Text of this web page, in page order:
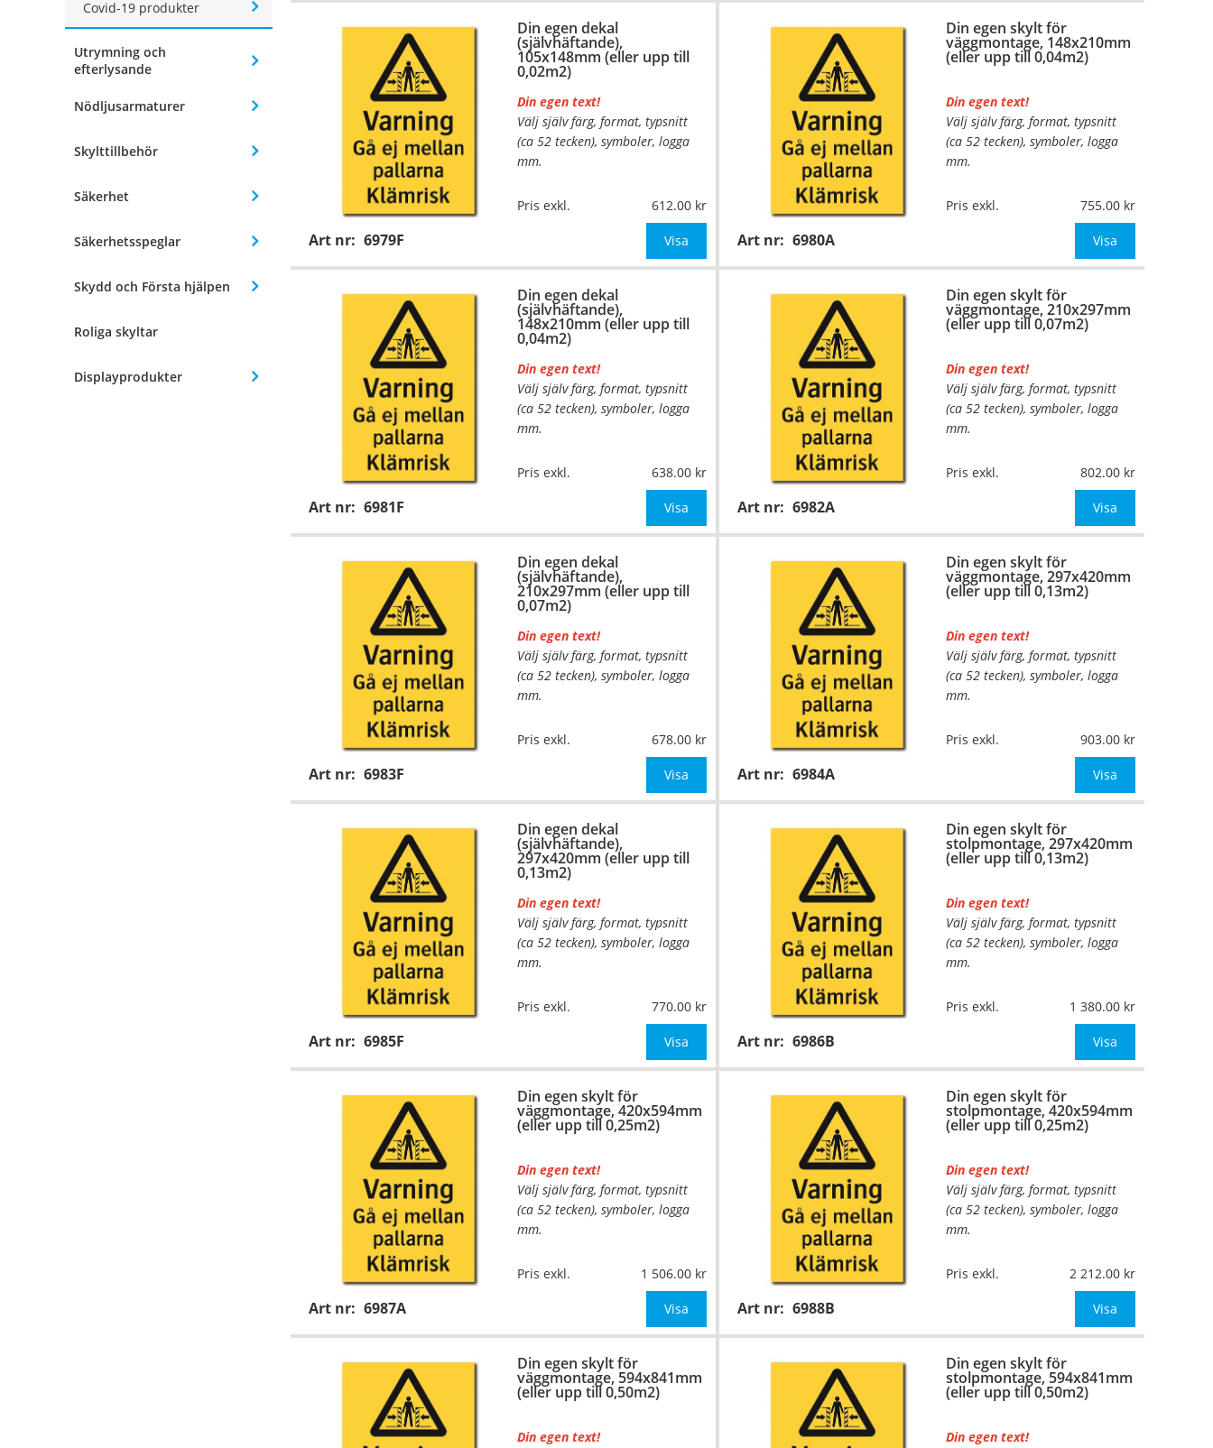
Covid-19 produkter
Utrymning och
efterlysande
Nödljusarmaturer
Skylttillbehör
Säkerhet
Säkerhetsspeglar
Skydd och Första hjälpen
Roliga skyltar
Displayprodukter
OBS! S
Be om offert vid antal
Din egen dekal
(självhäftande),
105x148mm (eller upp till
0,02m2)
Art nr: 6979F
Din egen text!
Välj själv färg, format, typsnitt
(ca 52 tecken), symboler, logga
mm.
Material:
Självhäftande folie
105x148mm (eller annat
OBS!
Pris exkl. 612.00
Visa
Din egen skylt för
väggmontage, 148x210mm
(eller upp till 0,04m2)
Art nr: 6980A
Din egen text!
Välj själv färg, format, typsnitt
(ca 52 tecken), symboler, logga
mm.
Material:
Plan aluminium,
0,7mm (väggmontage)
148x210mm (eller annat
Be om offert vid antal
Pris exkl. 755.00
Visa
Din egen dekal
(självhäftande),
148x210mm (eller upp till
0,04m2)
Art nr: 6981F
Din egen text!
Välj själv färg, format, typsnitt
(ca 52 tecken), symboler, logga
mm.
Material:
Självhäftande folie
148x210mm (eller annat
OBS!
Pris exkl. 638.00
Visa
Din egen skylt för
väggmontage, 210x297mm
(eller upp till 0,07m2)
Art nr: 6982A
Din egen text!
Välj själv färg, format, typsnitt
(ca 52 tecken), symboler, logga
mm.
Material:
Plan aluminium,
0,7mm (väggmontage)
210x297mm (eller annat
Be om offert vid antal
Pris exkl. 802.00
Visa
Din egen dekal
(självhäftande),
210x297mm (eller upp till
0,07m2)
Art nr: 6983F
Din egen text!
Välj själv färg, format, typsnitt
(ca 52 tecken), symboler, logga
mm.
Material:
Självhäftande folie
210x297mm (eller annat
OBS!
Pris exkl. 678.00
Visa
Din egen skylt för
väggmontage, 297x420mm
(eller upp till 0,13m2)
Art nr: 6984A
Din egen text!
Välj själv färg, format, typsnitt
(ca 52 tecken), symboler, logga
mm.
Material:
Plan aluminium,
0,7mm (väggmontage)
297x420mm (eller annat
Be om offert vid antal
Pris exkl. 903.00
Visa
Din egen dekal
(självhäftande),
297x420mm (eller upp till
0,13m2)
Art nr: 6985F
Din egen text!
Välj själv färg, format, typsnitt
(ca 52 tecken), symboler, logga
mm.
Material:
Självhäftande folie
297x420mm (eller annat
OBS!
Pris exkl. 770.00
Visa
Din egen skylt för
stolpmontage, 297x420mm
(eller upp till 0,13m2)
Art nr: 6986B
Din egen text!
Välj själv färg, format, typsnitt
(ca 52 tecken), symboler, logga
mm.
Material:
Kantvikt aluminium,
297x420mm (eller annat
Be om offert vid an
Pris exkl. 1 380.00
Visa
Din egen skylt för
väggmontage, 420x594mm
(eller upp till 0,25m2)
Art nr: 6987A
Din egen text!
Välj själv färg, format, typsnitt
(ca 52 tecken), symboler, logga
mm.
Material:
Plan aluminium,
0,7mm (väggmontage)
420x594mm (eller annat
Be om offert vid antal
Pris exkl. 1 506.00
Visa
Din egen skylt för
stolpmontage, 420x594mm
(eller upp till 0,25m2)
Art nr: 6988B
Din egen text!
Välj själv färg, format, typsnitt
(ca 52 tecken), symboler, logga
mm.
Material:
Kantvikt aluminium,
420x594mm (eller annat
Be om offert vid an
Pris exkl. 2 212.00
Visa
Din egen skylt för
väggmontage, 594x841mm
(eller upp till 0,50m2)
Din egen text!
Din egen skylt för
stolpmontage, 594x841mm
(eller upp till 0,50m2)
Din egen text!